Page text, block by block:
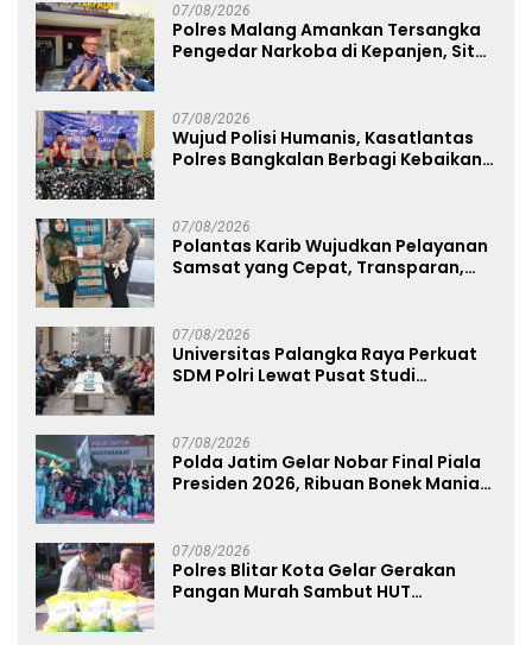
07/08/2026
Polres Malang Amankan Tersangka
Pengedar Narkoba di Kepanjen, Sita
07/08/2026
Wujud Polisi Humanis, Kasatlantas
Polres Bangkalan Berbagi Kebaikan
07/08/2026
Polantas Karib Wujudkan Pelayanan
Samsat yang Cepat, Transparan,
07/08/2026
Universitas Palangka Raya Perkuat
SDM Polri Lewat Pusat Studi
07/08/2026
Polda Jatim Gelar Nobar Final Piala
Presiden 2026, Ribuan Bonek Mania
07/08/2026
Polres Blitar Kota Gelar Gerakan
Pangan Murah Sambut HUT